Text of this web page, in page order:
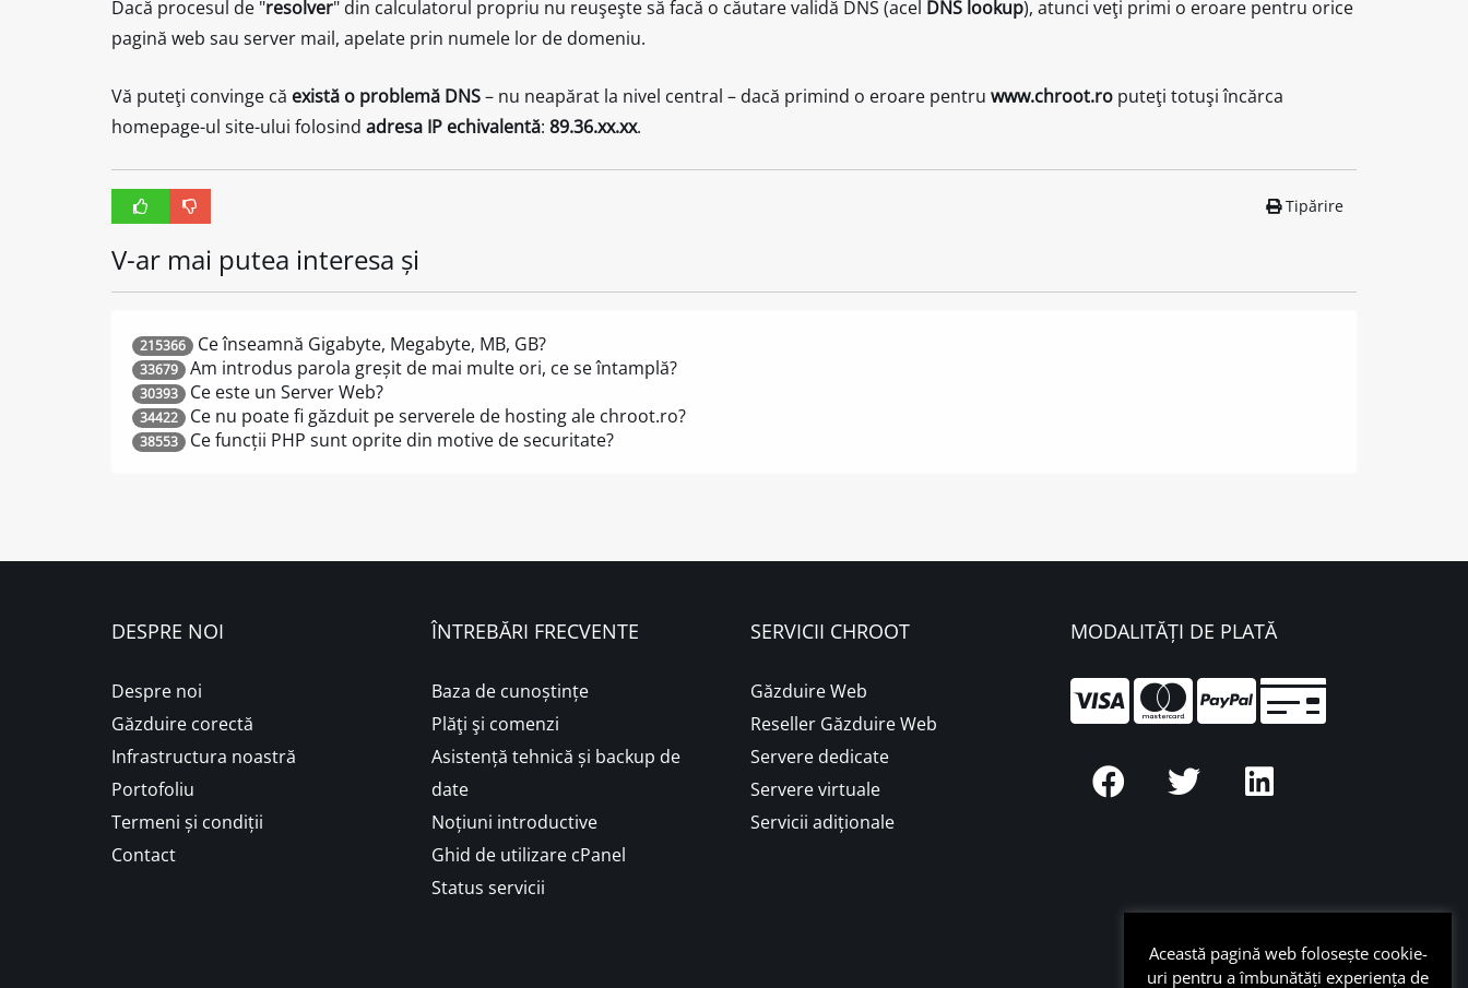
Dacă procesul de "resolver" din calculatorul propriu nu reuşeşte să facă o căutare validă DNS (acel DNS lookup), atunci veţi primi o eroare pentru orice
pagină web sau server mail, apelate prin numele lor de domeniu.
Vă puteţi convinge că există o problemă DNS– nu neapărat la nivel central – dacă primind o eroare pentru www.chroot.ro puteţi totuşi încărca
homepage-ul site-ului folosind adresa IP echivalentă: 89.36.xx.xx.
Tipărire
V-ar mai putea interesa și
215366 Ce înseamnă Gigabyte, Megabyte, MB, GB?
33679 Am introdus parola greșit de mai multe ori, ce se întamplă?
30393 Ce este un Server Web?
34422 Ce nu poate fi găzduit pe serverele de hosting ale chroot.ro?
38553 Ce funcții PHP sunt oprite din motive de securitate?
DESPRE NOI
Despre noi
Găzduire corectă
Infrastructura noastră
Portofoliu
Termeni și condiții
Contact
ÎNTREBĂRI FRECVENTE
Baza de cunoștințe
Plăţi şi comenzi
Asistență tehnică și backup de
date
Noțiuni introductive
Ghid de utilizare cPanel
Status servicii
SERVICII CHROOT
Găzduire Web
Reseller Găzduire Web
Servere dedicate
Servere virtuale
Servicii adiționale
MODALITĂȚI DE PLATĂ
Această pagină web folosește cookie-
uri pentru a îmbunătăți experiența de